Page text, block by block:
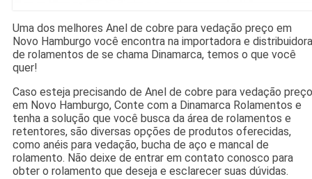
Uma dos melhores Anel de cobre para vedação preço em
Novo Hamburgo você encontra na importadora e distribuidora
de rolamentos de se chama Dinamarca, temos o que você
quer!
Caso esteja precisando de Anel de cobre para vedação preço
em Novo Hamburgo, Conte com a Dinamarca Rolamentos e
tenha a solução que você busca da área de rolamentos e
retentores, são diversas opções de produtos oferecidas,
como anéis para vedação, bucha de aço e mancal de
rolamento. Não deixe de entrar em contato conosco para
obter o rolamento que deseja e esclarecer suas dúvidas.